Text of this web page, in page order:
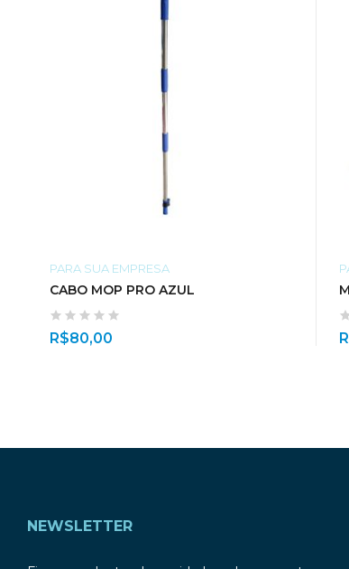
PARA SUA EMPRESA
CABO MOP PRO AZUL
R$80,00
NEWSLETTER